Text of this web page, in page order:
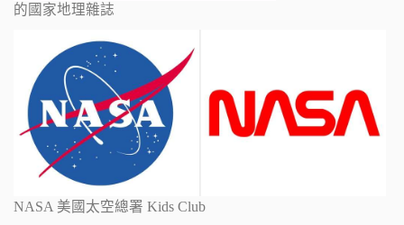
的國家地理雜誌
NASA 美國太空總署 Kids Club